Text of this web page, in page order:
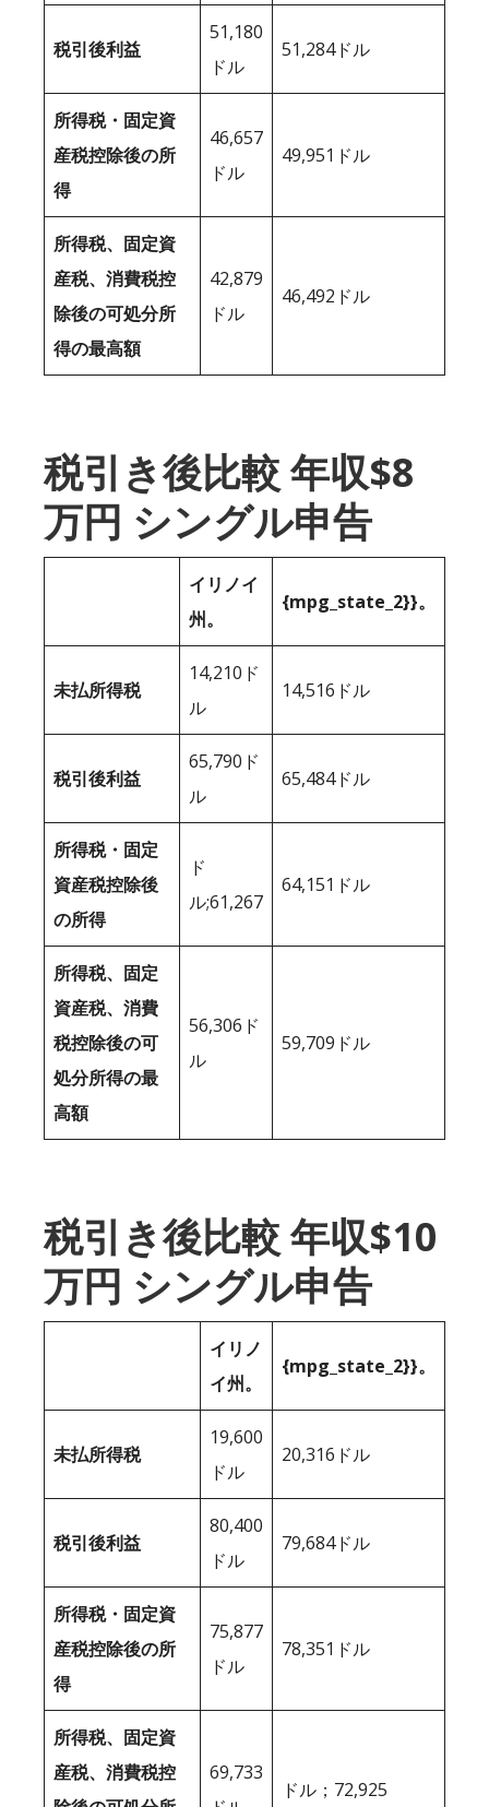
税引後利益
51,180
ドル
51,284ドル
所得税・固定資
産税控除後の所
得
46,657
ドル
49,951ドル
所得税、固定資
産税、消費税控
除後の可処分所
得の最高額
42,879
ドル
46,492ドル
税引き後比較 年収$8
万円 シングル申告
イリノイ
州。
{mpg_state_2}}。
未払所得税
14,210ド
ル
14,516ドル
税引後利益
65,790ド
ル
65,484ドル
所得税・固定
資産税控除後
の所得
ド
ル;61,267
64,151ドル
所得税、固定
資産税、消費
税控除後の可
処分所得の最
高額
56,306ド
ル
59,709ドル
税引き後比較 年収$10
万円 シングル申告
イリノ
イ州。
{mpg_state_2}}。
未払所得税
19,600
ドル
20,316ドル
税引後利益
80,400
ドル
79,684ドル
所得税・固定資
産税控除後の所
得
75,877
ドル
78,351ドル
所得税、固定資
産税、消費税控
69,733
ドル；72,925